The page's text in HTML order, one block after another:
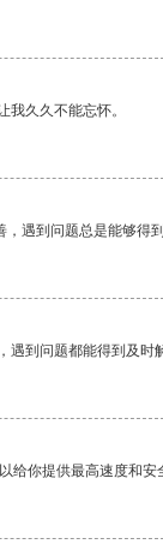
我久久不能忘怀。
遇到问题总是能够得
到问题都能得到及时
给你提供最高速度和安